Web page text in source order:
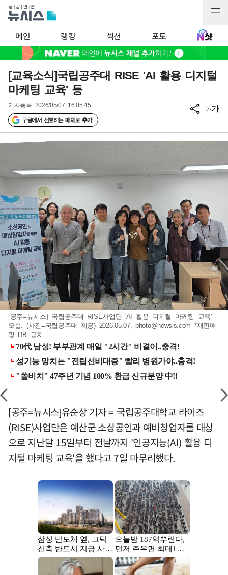
메인 랭킹 섹션 포토
[교육소식]국립공주대 RISE 'AI 활용 디지털
마케팅 교육' 등
기사등록 2026/05/07 16:05:45
구글에서 선호하는 매체로 추가
가가
[공주=뉴시스] 국립공주대 RISE사업단 'AI 활용 디지털 마케팅 교육'
모습. (사진=국립공주대 제공) 2026.05.07. photo@newsis.com *재판매
및 DB 금지
[공주=뉴시스]유순상 기자 = 국립공주대학교 라이즈
(RISE)사업단은 예산군 소상공인과 예비창업자를 대상
으로 지난달 15일부터 전날까지 '인공지능(AI) 활용 디
지털 마케팅 교육'을 했다고 7일 마무리했다.